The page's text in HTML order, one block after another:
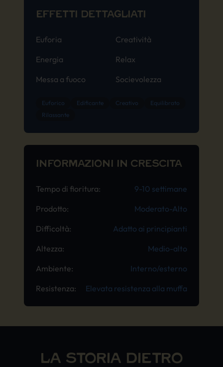
EFFETTI DETTAGLIATI
Euforia
Creatività
Energia
Relax
Messa a fuoco
Socievolezza
Euforico Edificante Creativo
Equilibrato
Rilassante
INFORMAZIONI IN CRESCITA
Tempo di fioritura:
9-10 settimane
Prodotto:
Moderato-Alto
Difficoltà:
Adatto ai principianti
Altezza:
Medio-alto
Ambiente:
Interno/esterno
Resistenza:
Elevata resistenza alla muffa
LA STORIA DIETRO